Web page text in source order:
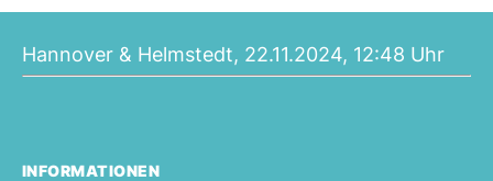
Hannover & Helmstedt, 22.11.2024, 12:48 Uhr
INFORMATIONEN